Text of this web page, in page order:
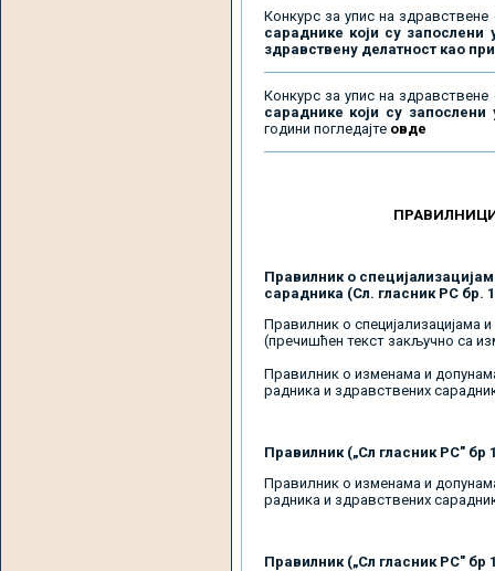
Конкурс за упис на здравствене
сараднике који су
здравствену делатност као
Конкурс за упис на здравствене
сараднике који су
години погледајте овде
Правилник о
сарадника (Сл. гласник РС бр.
Правилник о специјализацијама
(пречишћен текст закључно са
Правилник о изменама и
радника и здравствених
Правилник („Сл гласник РС" бр
Правилник о изменама и
радника и здравствених
Правилник („Сл гласник РС" бр